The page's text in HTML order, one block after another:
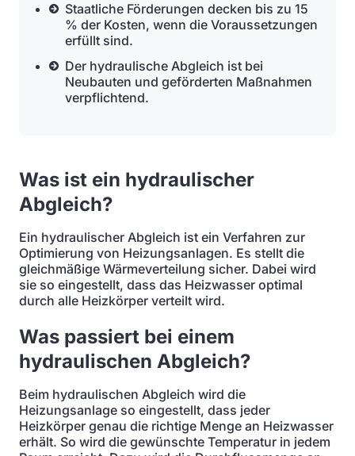
Staatliche Förderungen decken bis zu 15
% der Kosten, wenn die Voraussetzungen
erfüllt sind.
Der hydraulische Abgleich ist bei
Neubauten und geförderten Maßnahmen
verpflichtend.
Was ist ein hydraulischer
Abgleich?
Ein hydraulischer Abgleich ist ein Verfahren zur
Optimierung von Heizungsanlagen. Es stellt die
gleichmäßige Wärmeverteilung sicher. Dabei wird
sie so eingestellt, dass das Heizwasser optimal
durch alle Heizkörper verteilt wird.
Was passiert bei einem
hydraulischen Abgleich?
Beim hydraulischen Abgleich wird die
Heizungsanlage so eingestellt, dass jeder
Heizkörper genau die richtige Menge an Heizwasser
erhält. So wird die gewünschte Temperatur in jedem